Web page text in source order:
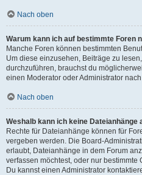
Nach oben
Warum kann ich auf bestimmte Foren
Manche Foren können bestimmten
Um diese einzusehen, Beiträge zu
durchzuführen, brauchst du
einen Moderator oder Administrator
Nach oben
Weshalb kann ich keine Dateianhänge
Rechte für Dateianhänge können für
vergeben werden. Die Board-
erlaubt, Dateianhänge in dem Forum
verfassen möchtest, oder nur
Du kannst einen Administrator